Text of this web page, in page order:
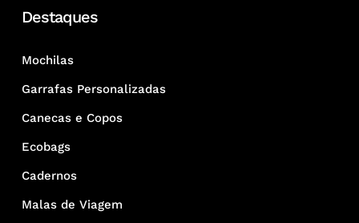
Destaques
Mochilas
Garrafas Personalizadas
Canecas e Copos
Ecobags
Cadernos
Malas de Viagem